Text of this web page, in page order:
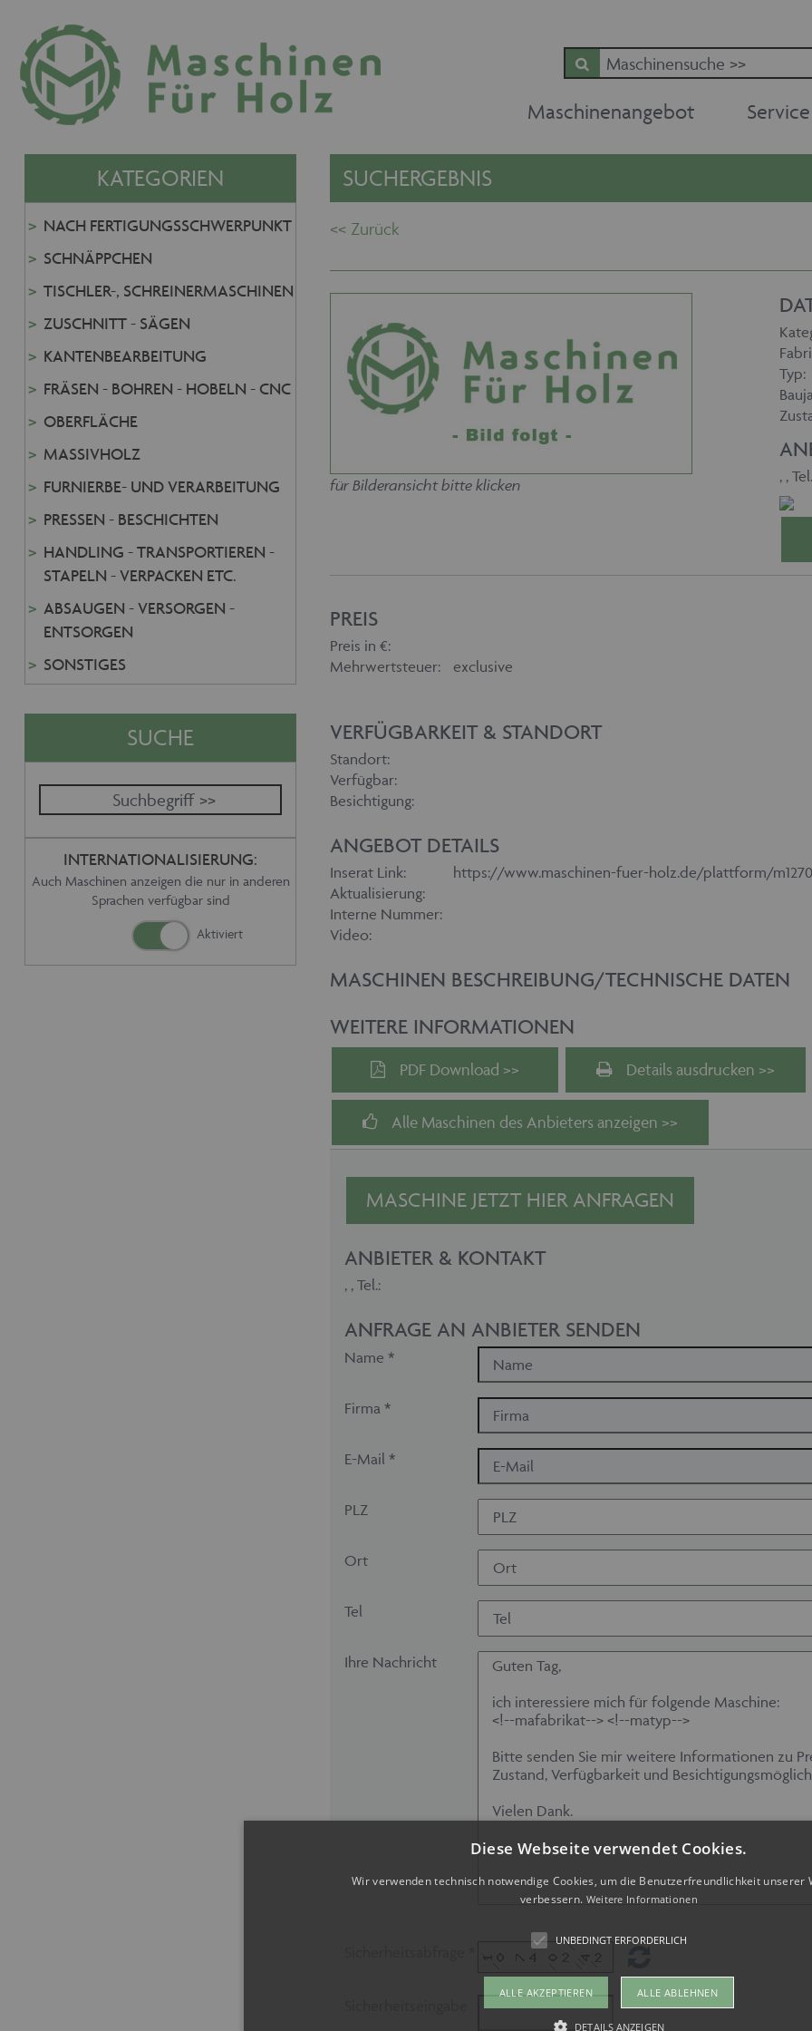
Maschinenangebot Service
KATEGORIEN
NACH FERTIGUNGSSCHWERPUNKT
SCHNÄPPCHEN
TISCHLER-, SCHREINERMASCHINEN
ZUSCHNITT - SÄGEN
KANTENBEARBEITUNG
FRÄSEN - BOHREN - HOBELN - CNC
OBERFLÄCHE
MASSIVHOLZ
FURNIERBE- UND VERARBEITUNG
PRESSEN - BESCHICHTEN
HANDLING - TRANSPORTIEREN -
STAPELN - VERPACKEN ETC.
ABSAUGEN - VERSORGEN -
ENTSORGEN
SONSTIGES
SUCHE
INTERNATIONALISIERUNG:
Auch Maschinen anzeigen die nur in anderen
Sprachen verfügbar sind
SUCHERGEBNIS
für Bilderansicht bitte klicken
Typ:
, ,
PREIS
Preis in €:
Mehrwertsteuer:
exclusive
VERFÜGBARKEIT & STANDORT
Standort:
Verfügbar:
Besichtigung:
ANGEBOT DETAILS
Inserat Link:
https://www.maschinen-fuer-holz.de/plattform/
Aktualisierung:
Interne Nummer:
Video:
MASCHINEN BESCHREIBUNG/TECHNISCHE DATEN
WEITERE INFORMATIONEN
PDF Download >> Details ausdrucken >>
Alle Maschinen des Anbieters anzeigen >>
MASCHINE JETZT HIER ANFRAGEN
ANBIETER & KONTAKT
, , Tel.:
ANFRAGE AN ANBIETER SENDEN
Name *
Firma *
E-Mail *
PLZ
Ort
Tel
Ihre Nachricht
Diese Webseite verwendet Cookies.
Wir verwenden technisch notwendige Cookies, um die Benutzerfreundlichkeit unserer
verbessern. Weitere Informationen
UNBEDINGT ERFORDERLICH
ALLE AKZEPTIEREN ALLE ABLEHNEN
DETAILS ANZEIGEN